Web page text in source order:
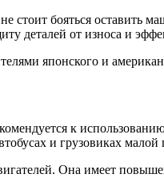
бояться оставить
деталей от износа и
японского и
к
и грузовиках малой
Она имеет